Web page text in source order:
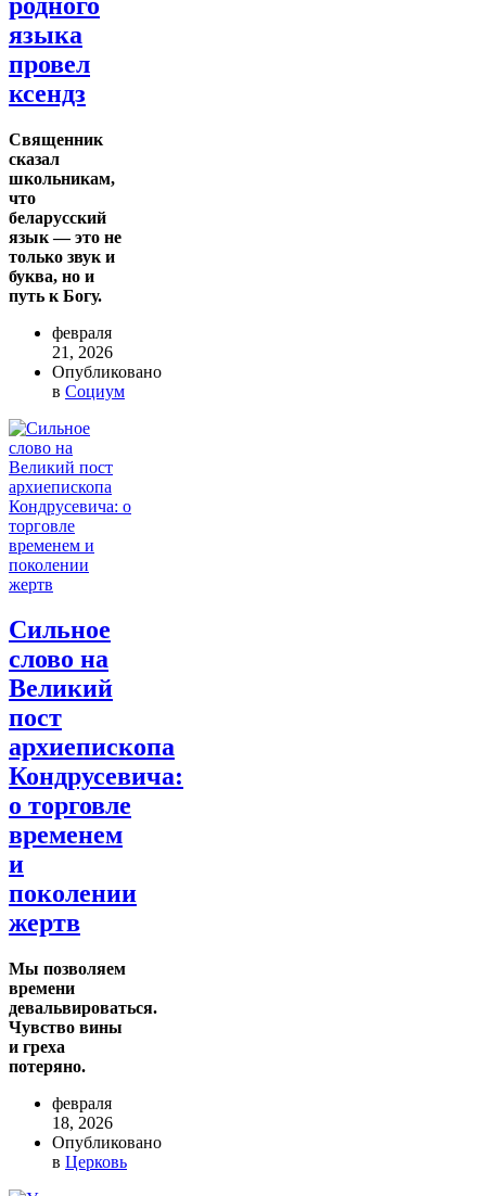
языка
провел
ксендз
Священник
сказал
школьникам,
что
беларусский
язык — это не
только звук и
буква, но и
путь к Богу.
февраля
21, 2026
Опубликовано
в Социум
Сильное
слово на
Великий
пост
архиепископа
Кондрусевича:
о торговле
временем
и
поколении
жертв
Мы позволяем
времени
девальвироваться.
Чувство вины
и греха
потеряно.
февраля
18, 2026
Опубликовано
в Церковь